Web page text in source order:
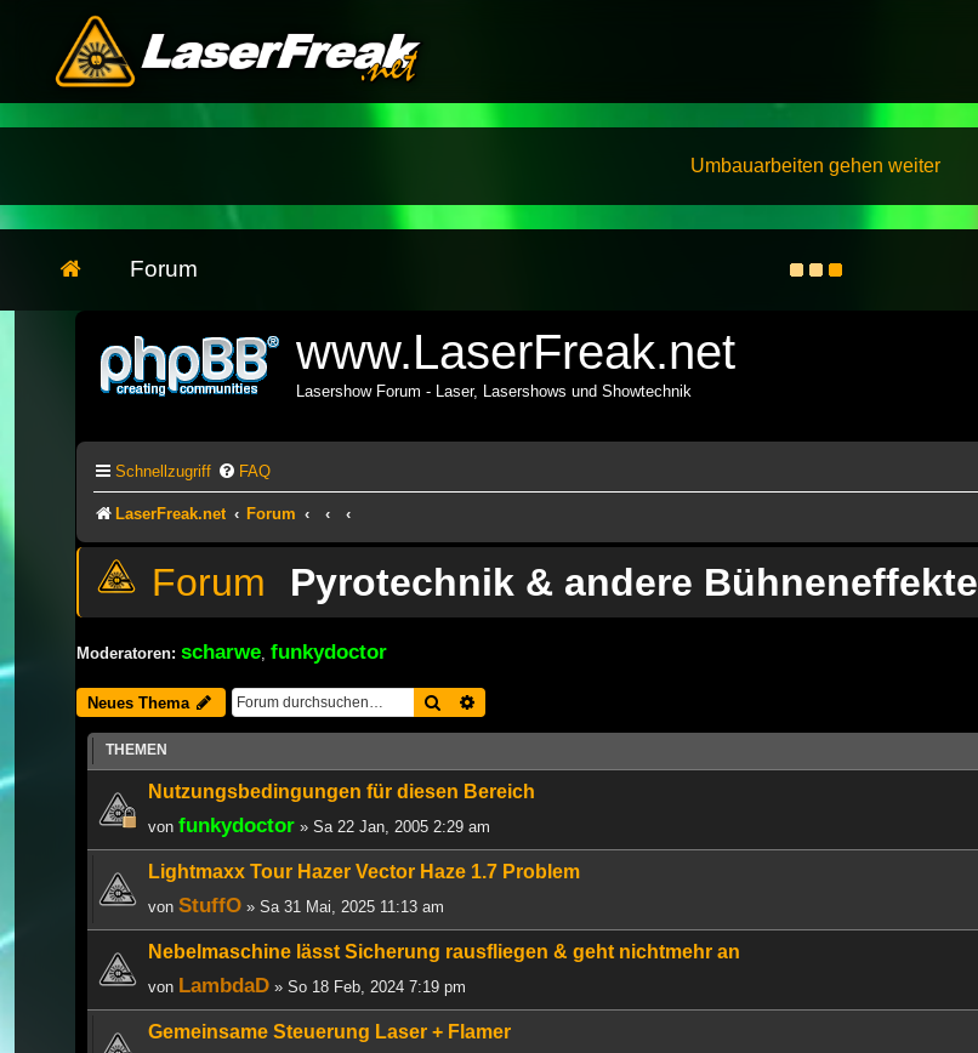
Umbauarbeiten gehen weiter
Forum
www.LaserFreak.net
Lasershow Forum - Laser, Lasershows und Showtechnik
Schnellzugriff FAQ
LaserFreak.net Forum
Pyrotechnik & andere Bühneneffekte
Moderatoren: scharwe funkydoctor
Neues Thema Suche
THEMEN
Nutzungsbedingungen für diesen Bereich
von funkydoctor » Sa 22 Jan, 2005 2:29 am
Lightmaxx Tour Hazer Vector Haze 1.7 Problem
von StuffO » Sa 31 Mai, 2025 11:13 am
Nebelmaschine lässt Sicherung rausfliegen & geht nichtmehr an
von LambdaD » So 18 Feb, 2024 7:19 pm
Gemeinsame Steuerung Laser + Flamer